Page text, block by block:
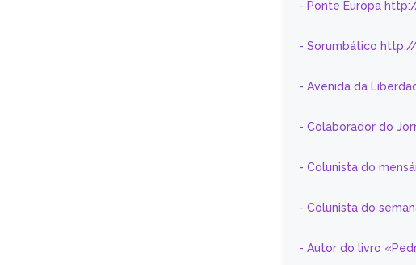
- Ponte Europa
- Sorumbático
- Avenida da
- Colaborador do
- Colunista do
- Colunista do
- Autor do livro